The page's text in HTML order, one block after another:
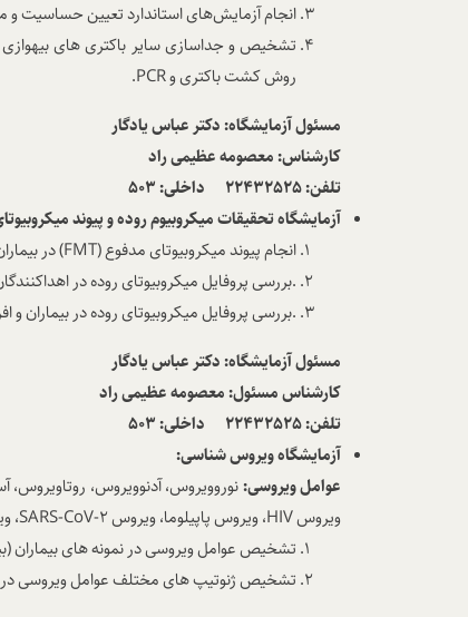
انجام آزمایش‌های استاندارد تعیین حساسیت و
تشخیص و جداسازی سایر باکتری های بیهوازی
روش کشت باکتری وPCR
.
مسئول آزمایشگاه: دکتر عباس یادگار
کارشناس: معصومه عظیمی راد
تلفن: 22432525 داخلی: 503
آزمایشگاه تحقیقات میکروبیوم روده و پیوند
انجام پیوند میکروبیوتای مدفوع (FMT) در
.بررسی پروفایل میکروبیوتای روده در
.بررسی پروفایل میکروبیوتای روده در بیماران و
مسئولآزمایشگاه: دکتر عباس یادگار
کارشناس مسئول: معصومه عظیمی راد
تلفن: 22432525 داخلی: 503
آزمایشگاه ویروس شناسی:
عوامل ویروسی:نوروویروس، آدنوویروس، روتاویروس،
ویروسHIV، ویروس پاپیلوما، ویروسSARS-CoV-2،
تشخیص عوامل ویروسی در نمونه های بیماران
تشخیص ژنوتیپ های مختلف عوامل ویروسی در